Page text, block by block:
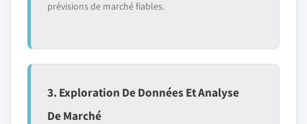
prévisions de marché fiables.
3. Exploration De Données Et Analyse
De Marché